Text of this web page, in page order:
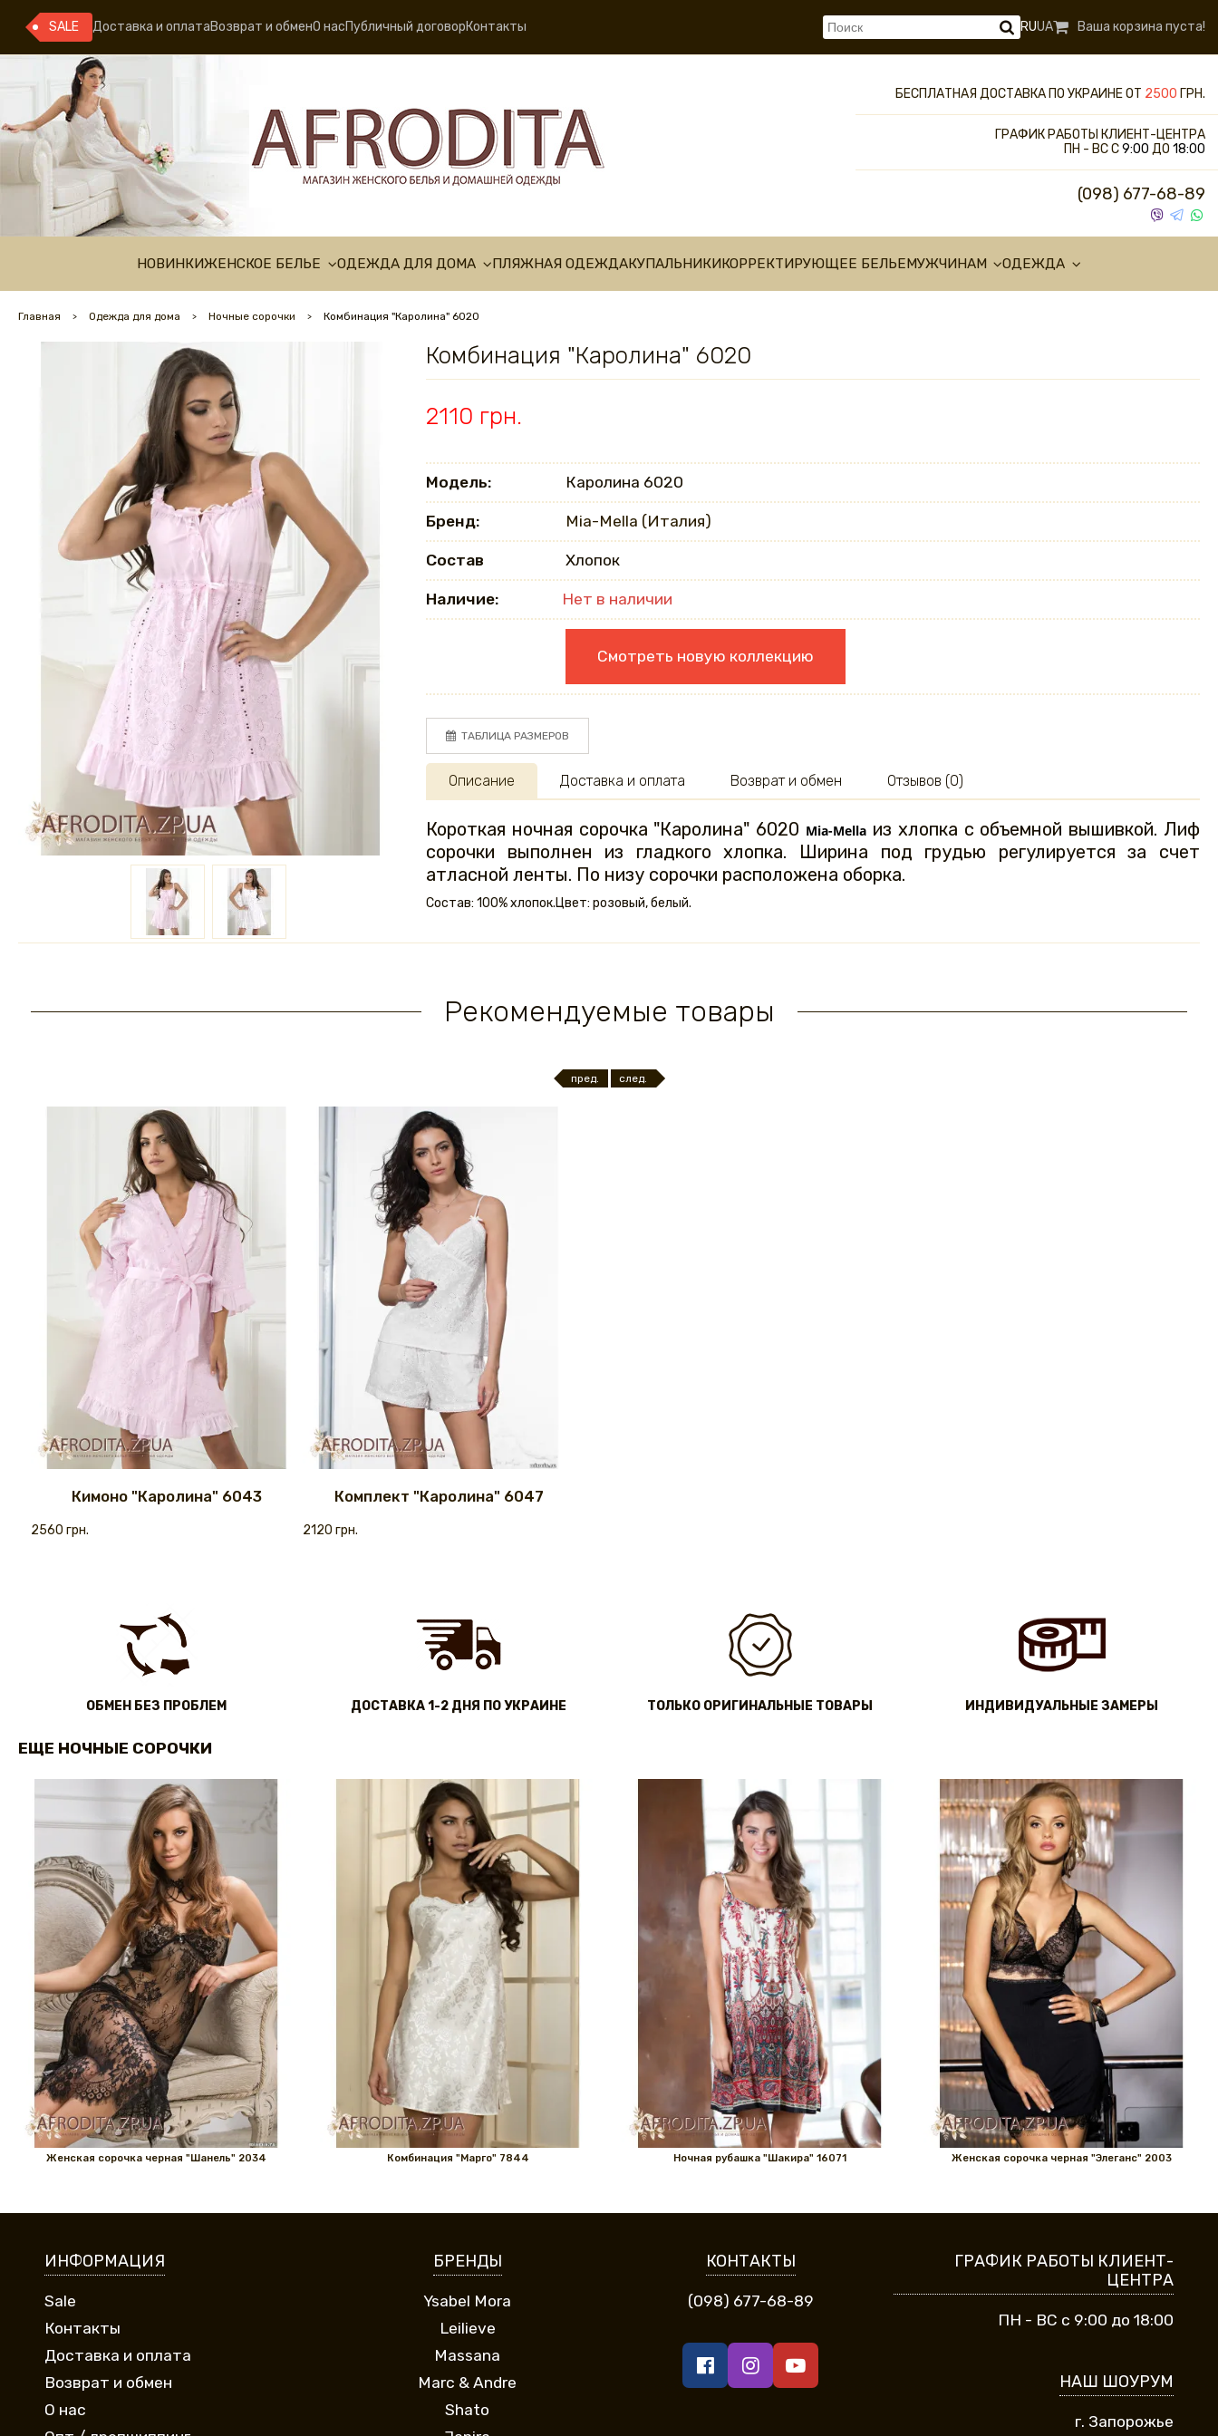
SALE Доставка и оплатаВозврат и обменО насПубличный договорКонтакты RUUA Ваша корзина пуста!
БЕСПЛАТНАЯ ДОСТАВКА ПО УКРАИНЕ ОТ 2500 ГРН.
ГРАФИК РАБОТЫ КЛИЕНТ-ЦЕНТРА
ПН - ВС С9:00 ДО 18:00
(098) 677-68-89
НОВИНКИЖЕНСКОЕ БЕЛЬЕ ОДЕЖДА ДЛЯ ДОМА ПЛЯЖНАЯ ОДЕЖДАКУПАЛЬНИКИКОРРЕКТИРУЮЩЕЕ БЕЛЬЕМУЖЧИНАМ ОДЕЖДА
Главная Одежда для дома Ночные сорочки Комбинация "Каролина" 6020
Комбинация "Каролина" 6020
2110 грн.
Модель: Каролина 6020
Бренд: Mia-Mella (Италия)
Состав Хлопок
Наличие: Нет в наличии
Смотреть новую коллекцию
ТАБЛИЦА РАЗМЕРОВ
Описание
Короткая ночная сорочка "Каролина" 6020 Mia-Mella из хлопка с объемной вышивкой. Лиф
сорочки выполнен из гладкого хлопка. Ширина под грудью регулируется за счет
атласной ленты. По низу сорочки расположена оборка.
Состав: 100% хлопок.Цвет: розовый, белый.
Доставка и оплата Возврат и обмен Отзывов (0)
Рекомендуемые товары
пред. след.
Кимоно "Каролина" 6043
2560 грн.
Комплект "Каролина" 6047
2120 грн.
ОБМЕН БЕЗ ПРОБЛЕМ ДОСТАВКА 1-2 ДНЯ ПО УКРАИНЕ ТОЛЬКО ОРИГИНАЛЬНЫЕ ТОВАРЫ ИНДИВИДУАЛЬНЫЕ ЗАМЕРЫ
ЕЩЕ НОЧНЫЕ СОРОЧКИ
Женская сорочка черная "Шанель" 2034 Комбинация "Марго" 7844 Ночная рубашка "Шакира" 16071 Женская сорочка черная "Элеганс" 2003
ИНФОРМАЦИЯ
Sale
Контакты
Доставка и оплата
Возврат и обмен
О нас
БРЕНДЫ
Ysabel Mora
Leilieve
Massana
Marc & Andre
Shato
КОНТАКТЫ
(098) 677-68-89
ГРАФИК РАБОТЫ КЛИЕНТ-
ЦЕНТРА
ПН - ВС с 9:00 до 18:00
НАШ ШОУРУМ
г. Запорожье